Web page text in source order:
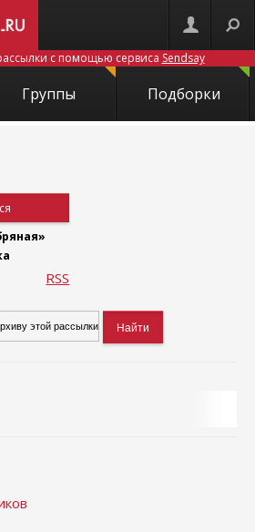
с помощью сервиса Sendsay
Группы Подборки
RSS